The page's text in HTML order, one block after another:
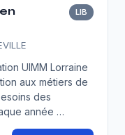
LIB
UIMM Lorraine
aux métiers de
des
année …